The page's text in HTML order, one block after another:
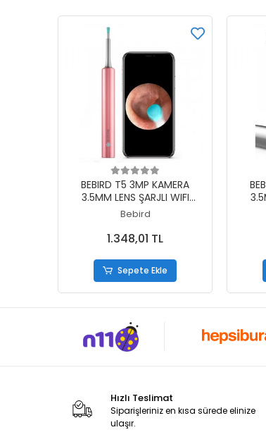
Sepete Ekle
BEBIRD T5 3MP KAMERA
3.5MM LENS ŞARJLI WIFI
GÖRÜNTÜLÜ KULAK
Bebird
1.348,01 TL
Sepete Ekle
Hızlı Teslimat
Siparişleriniz en kısa sürede elinize
ulaşır.